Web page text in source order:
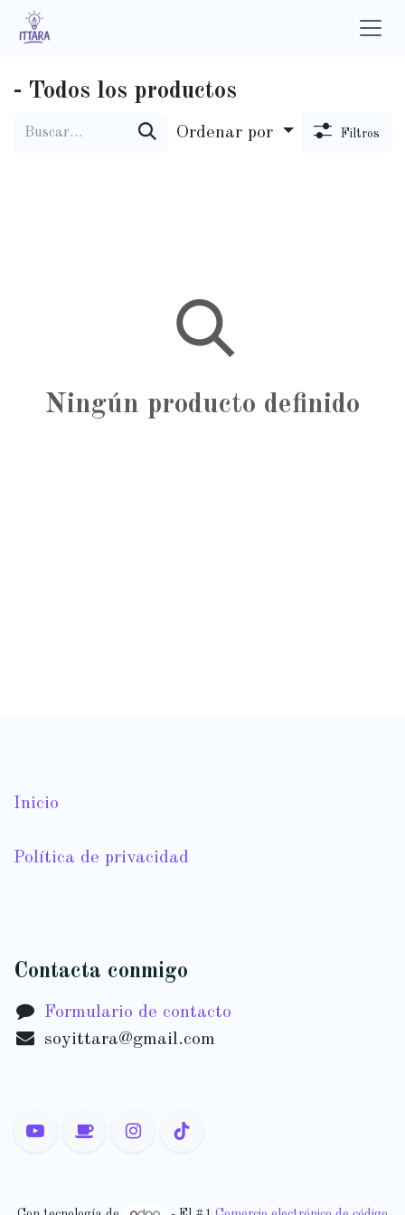
Ir al contenido
- Todos los productos
Ordenar por Filtros
Ningún producto definido
Inicio
Política de privacidad
Contacta conmigo
Formulario de contacto
soyittara@gmail.com